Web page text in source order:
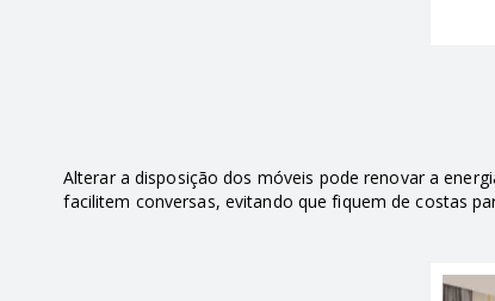
Alterar a disposição dos móveis pode renovar a
facilitem conversas, evitando que fiquem de costas